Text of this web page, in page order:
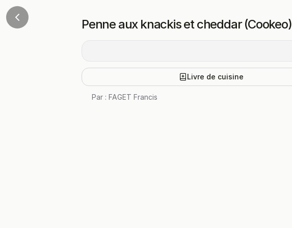
Penne aux knackis et cheddar (Cookeo)
Livre de cuisine
Par : FAGET Francis